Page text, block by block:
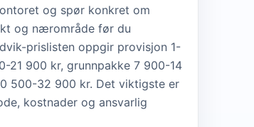
og spør konkret om
og nærområde før du
prislisten oppgir provisjon 1-
21 900 kr, grunnpakke 7 900-14
500-32 900 kr. Det viktigste er
kostnader og ansvarlig